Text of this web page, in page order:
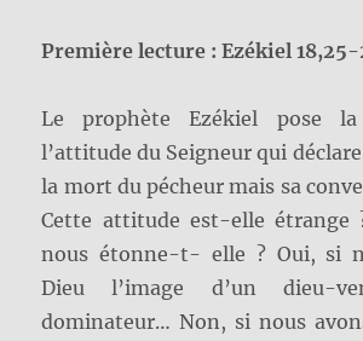
Première lecture : Ezékiel
Le prophète Ezékiel pose
l’attitude du Seigneur qui
la mort du pécheur mais sa
Cette attitude est-elle étrange
nous étonne-t- elle ? Oui, si
Dieu l’image d’un dieu-
dominateur… Non, si nous